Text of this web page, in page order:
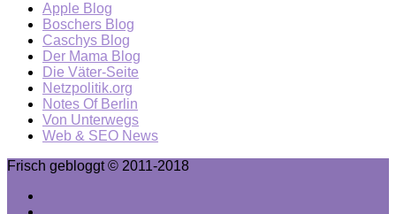
Apple Blog
Boschers Blog
Caschys Blog
Der Mama Blog
Die Väter-Seite
Netzpolitik.org
Notes Of Berlin
Von Unterwegs
Web & SEO News
Frisch gebloggt © 2011-2018